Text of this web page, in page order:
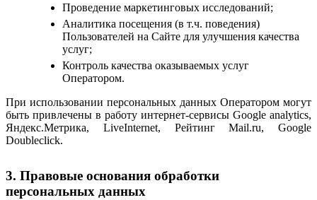
Проведение маркетинговых исследований;
Аналитика посещения (в т.ч. поведения)
Пользователей на Сайте для улучшения качества
услуг;
Контроль качества оказываемых услуг
Оператором.
При использовании персональных данных Оператором могут
быть привлечены в работу интернет-сервисы Google analytics,
Яндекс.Метрика, LiveInternet, Рейтинг Mail.ru, Google
Doubleclick.
3. Правовые основания обработки
персональных данных